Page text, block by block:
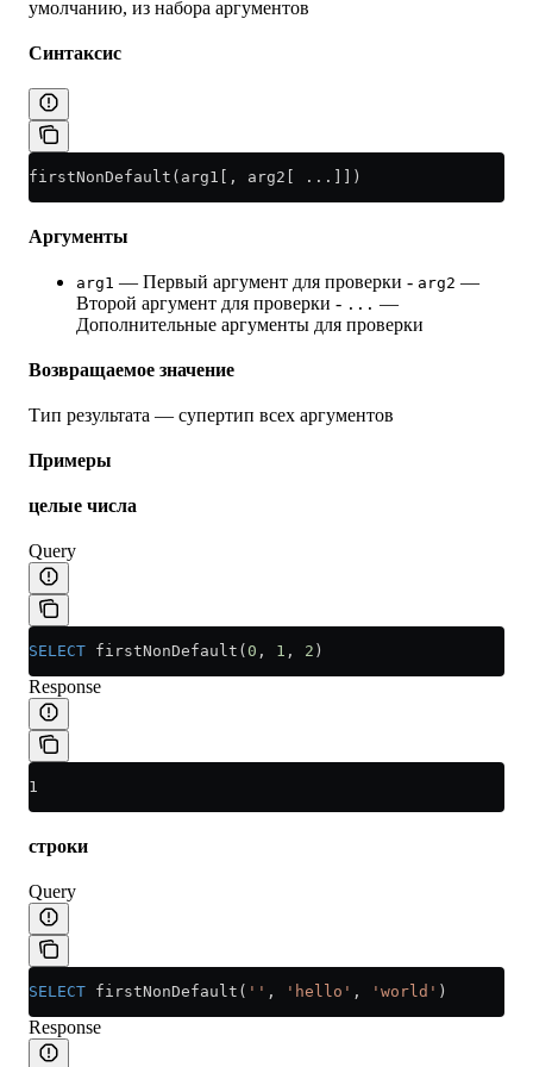
умолчанию, из набора аргументов
Синтаксис
firstNonDefault(arg1[, arg2[ ...]])
Аргументы
arg1 — Первый аргумент для проверки - arg2 —
Второй аргумент для проверки - ... —
Дополнительные аргументы для проверки
Возвращаемое значение
Тип результата — супертип всех аргументов
Примеры
целые числа
Query
SELECT firstNonDefault( 0 , 1 , 2 )
Response
1
строки
Query
SELECT firstNonDefault( '' , 'hello' , 'world' )
Response